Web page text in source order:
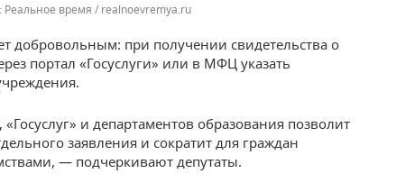
Реальное время / realnoevremya.ru
добровольным: при получении свидетельства о
портал «Госуслуги» или в МФЦ указать
и департаментов образования позволит
заявления и сократит для граждан
— подчеркивают депутаты.